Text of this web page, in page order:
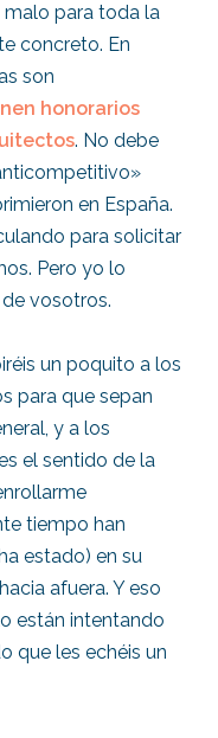
malo para toda la
concreto. En
son
honorarios
. No debe
en España.
para solicitar
Pero yo lo
vosotros.
un poquito a los
para que sepan
y a los
el sentido de la
tiempo han
estado) en su
afuera. Y eso
están intentando
que les echéis un